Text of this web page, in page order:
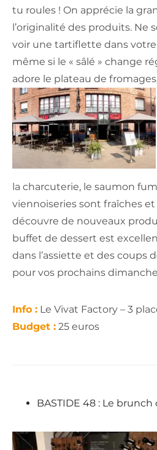
tu roules ! On apprécie la
l’originalité des produits. Ne
voir une tartiflette dans
même si le « sâlé » change
adore le plateau de
la charcuterie, le saumon
viennoiseries sont fraîches
découvre de nouveaux
buffet de dessert est
dans l’assiette et des coups
pour vos prochains
Info : Le Vivat Factory – 3
Budget : 25 euros
BASTIDE 48 : Le